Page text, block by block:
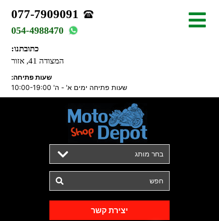
077-7909091
054-4988470
כתובתנו:
המצודה 41, אזור
שעות פתיחה:
שעות פתיחה ימים א' - ה' 10:00-19:00
בחר מותג
יצירת קשר